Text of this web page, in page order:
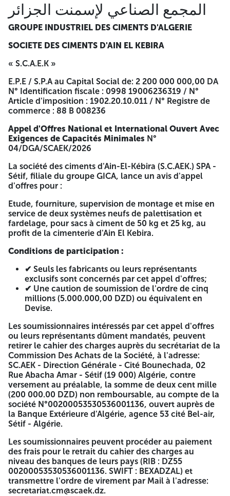
documents exigés dans le cahier des charges, doivent être
dans deux (02) enveloppes séparées et contenues dans une
seule enveloppe extérieure, déposée au bureau du
l'adresse sus indiquée. L'enveloppe extérieure doit être
SOUMISSION Appel d'Offres National et International
Ouvert Avec Exigences de Capacités Minimales N°
04/DGA/SCAEK/2026 Etude, fouraiture, supervision de
montage et mise en service de deux systèmes neufs de
palettisation et fardélisation, pour sacs à ciment de 50 kg
et 25 kg, au profit de la cimenterie d'Ain El Kebira « A NE
PAS OUVRIR » La date de dépôt des offres est fixée à 30
jours, à partir de la première parution de cet appel dans
l'un des quotidiens nationaux ou le BOMOP Si le jour de
remise des offres coïncide avec un jour férié ou un jour de
repos légal, la date de remise des offres est prorogée au
jour ouvrable suivant Les soumissionnaires resteront
engagés par leurs offres pendant une durée de 120 jours à
compter de la date d'ouverture des plis. La société peut
proroger d'un mois supplémentaire du délai de validité des
offres. L'ouverture des plis, aura lieu au niveau de la
Direction Générale de la SC.AEK, à la date et heure
indiquées sur le cahier des charges. SIEGE SOCIAL: Ouled
Générale. Tel: +(213) 38 82 83 38/+(213) 36 82 83 41 - Fax: +
80/+(213) 36 60.82.82/+(213) 36 60.83.83 - Fax: +(213) 36
60.81.81 Site Web: www.scaek.dz Horizons : 10-02-2026 -
Anep 2625100087 A -=-=-=-
المجمع الصناعي لإسمنت الجزائر
GROUPE INDUSTRIEL DES CIMENTS D'ALGERIE
SOCIETE DES CIMENTS D'AIN EL KEBIRA
« S.C.A.E.K »
E.P.E / S.P.A au Capital Social de: 2 200 000 000,00 DA N°
Identification fiscale : 0998 19006236319 / N° Article
d'imposition : 1902.20.10.011 / N° Registre de commerce :
88 B 008236
Exigences de Capacités MinimalesN°
04/DGA/SCAEK/2026
La société des ciments d'Ain-El-Kébira (S.C.AEK.) SPA - Sétif,
filiale du groupe GICA, lance un avis d'appel d'offres pour :
المجمع الصناعي لإسمنت الجزائر
GROUPE INDUSTRIEL DES CIMENTS D'ALGERIE
SOCIETE DES CIMENTS D'AIN EL KEBIRA
« S.C.A.E.K »
E.P.E / S.P.A au Capital Social de: 2 200 000 000,00 DA
N° Identification fiscale : 0998 19006236319 / N°
Article d'imposition : 1902.20.10.011 / N° Registre de
commerce : 88 B 008236
Appel d'Offres National et International Ouvert Avec
Exigences de Capacités Minimales N°
04/DGA/SCAEK/2026
La société des ciments d'Ain-El-Kébira (S.C.AEK.) SPA -
Sétif, filiale du groupe GICA, lance un avis d'appel
d'offres pour :
Etude, fourniture, supervision de montage et mise en
service de deux systèmes neufs de palettisation et
fardelage, pour sacs à ciment de 50 kg et 25 kg, au
profit de la cimenterie d'Ain El Kebira.
Conditions de participation :
✔ Seuls les fabricants ou leurs représentants
exclusifs sont concernés par cet appel d'offres;
✔ Une caution de soumission de l'ordre de cinq
millions (5.000.000,00 DZD) ou équivalent en
Devise.
Les soumissionnaires intéressés par cet appel d'offres
ou leurs représentants dûment mandatés, peuvent
retirer le cahier des charges auprès du secrétariat de la
Commission Des Achats de la Société, à l'adresse:
SC.AEK - Direction Générale - Cité Bounechada, 02
Rue Abacha Amar - Sétif (19 000) Algérie, contre
versement au préalable, la somme de deux cent mille
(200 000.00 DZD) non remboursable, au compte de la
société N°00200053530536001136, ouvert auprès de
la Banque Extérieure d'Algérie, agence 53 cité Bel-air,
Sétif - Algérie.
Les soumissionnaires peuvent procéder au paiement
des frais pour le retrait du cahier des charges au
niveau des banques de leurs pays (RIB : DZ55
00200053530536001136. SWIFT : BEXADZAL) et
transmettre l'ordre de virement par Mail à l'adresse:
secretariat.cm@scaek.dz.